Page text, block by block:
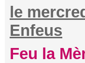
le
Enfeus
Feu la